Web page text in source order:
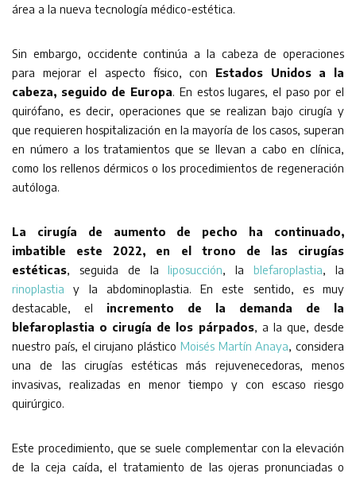
área a la nueva tecnología médico-estética.
Sin embargo, occidente continúa a la cabeza de operaciones
para mejorar el aspecto físico, con Estados Unidos a la
cabeza, seguido de Europa. En estos lugares, el paso por el
quirófano, es decir, operaciones que se realizan bajo cirugía y
que requieren hospitalización en la mayoría de los casos, superan
en número a los tratamientos que se llevan a cabo en clínica,
como los rellenos dérmicos o los procedimientos de regeneración
autóloga.
La cirugía de aumento de pecho ha continuado,
imbatible este 2022, en el trono de las cirugías
estéticas, seguida de laliposucción, lablefaroplastia, la
rinoplastia y la abdominoplastia. En este sentido, es muy
destacable, el incremento de la demanda de la
blefaroplastia o cirugía de los párpados, a la que, desde
nuestro país, el cirujano plástico Moisés Martín Anaya, considera
una de las cirugías estéticas más rejuvenecedoras, menos
invasivas, realizadas en menor tiempo y con escaso riesgo
quirúrgico.
Este procedimiento, que se suele complementar con la elevación
de la ceja caída, el tratamiento de las ojeras pronunciadas o